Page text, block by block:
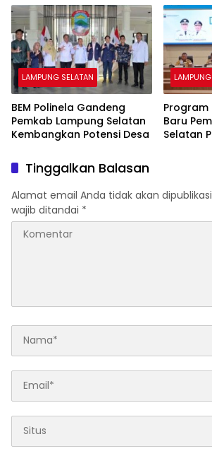
LAMPUNG SELATAN
BEM Polinela Gandeng
Pemkab Lampung Selatan
Kembangkan Potensi Desa
Program
Baru
Selatan
Tinggalkan Balasan
Alamat email Anda tidak akan
wajib ditandai *